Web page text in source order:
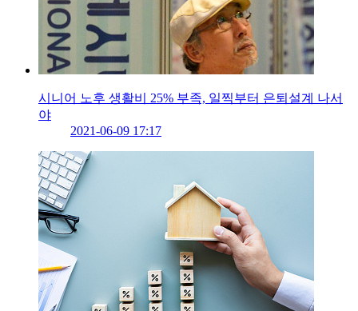
시니어 노후 생활비 25% 부족, 일찍부터 은퇴설계 나서
야
2021-06-09 17:17